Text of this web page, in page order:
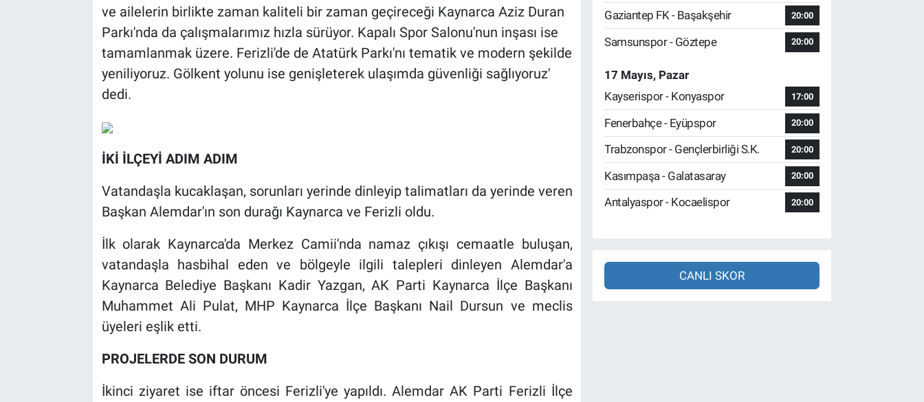
ve ailelerin birlikte zaman kaliteli bir zaman geçireceği Kaynarca Aziz Duran
Parkı'nda da çalışmalarımız hızla sürüyor. Kapalı Spor Salonu'nun inşası ise
tamamlanmak üzere. Ferizli'de de Atatürk Parkı'nı tematik ve modern şekilde
yeniliyoruz. Gölkent yolunu ise genişleterek ulaşımda güvenliği sağlıyoruz'
dedi.
İKİ İLÇEYİ ADIM ADIM
Vatandaşla kucaklaşan, sorunları yerinde dinleyip talimatları da yerinde veren
Başkan Alemdar'ın son durağı Kaynarca ve Ferizli oldu.
İlk olarak Kaynarca'da Merkez Camii'nda namaz çıkışı cemaatle buluşan,
vatandaşla hasbihal eden ve bölgeyle ilgili talepleri dinleyen Alemdar'a
Kaynarca Belediye Başkanı Kadir Yazgan, AK Parti Kaynarca İlçe Başkanı
Muhammet Ali Pulat, MHP Kaynarca İlçe Başkanı Nail Dursun ve meclis
üyeleri eşlik etti.
PROJELERDE SON DURUM
İkinci ziyaret ise iftar öncesi Ferizli'ye yapıldı. Alemdar AK Parti Ferizli İlçe
Gaziantep FK - Başakşehir 20:00
Samsunspor - Göztepe 20:00
17 Mayıs, Pazar
Kayserispor - Konyaspor
17:00
Fenerbahçe - Eyüpspor 20:00
Trabzonspor - Gençlerbirliği S.K. 20:00
Kasımpaşa - Galatasaray 20:00
Antalyaspor - Kocaelispor 20:00
CANLI SKOR